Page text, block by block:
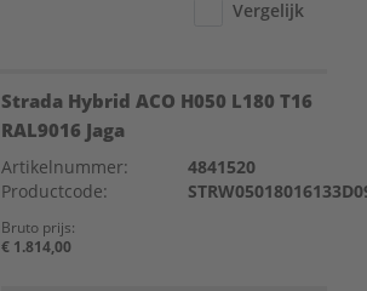
Vergelijk
Strada Hybrid ACO H050 L180 T16
RAL9016 Jaga
Artikelnummer:
4841520
Productcode:
Bruto prijs:
€ 1.814,00